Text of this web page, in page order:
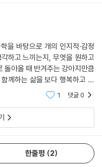
는 인지 과학과 감정 과학에
대 오줌을 눈다고 항상 흔적을
항상 토하기 위함은 아니다. 개
이다. 우리가 알지 못하는 것이
정적 삶을 누린다는 확신이 있
풍요롭고 보람 있게 만들도록
개를 독자적인 개체로 바라보
록 조심해야 한다고 이 책은 말
력하는 만큼, 우리도 개의 마음
으려고 노력하는 것만큼 그들
못하게 된다.
쉽고 편안한 말투로 쓰인 책이
들이 우리에게 아낌없이 주는
이야기와 관찰을 잘 배우면 여
있다.
을 바탕으로 개의 인지적·감정
하고 느끼는지, 무엇을 원하고
돌아올 때 반겨주는 강아지만큼
께하는 삶을 보다 행복하고 건
관찰하기 위해서는 방법을 아
1 댓글0
한줄평 2